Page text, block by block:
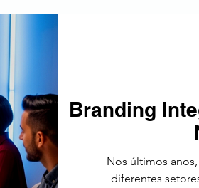
Tendências
Branding
Nos últimos
diferentes